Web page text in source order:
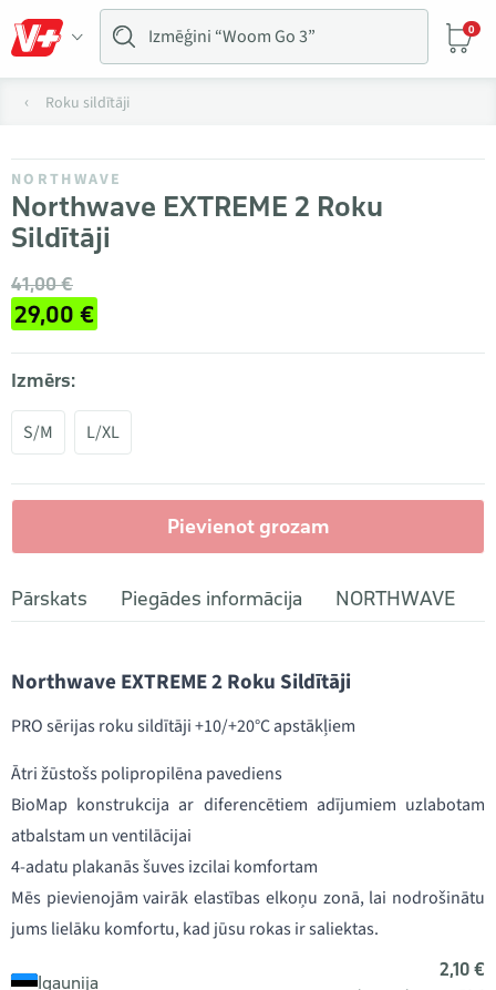
0
Roku sildītāji
NORTHWAVE
Northwave EXTREME 2 Roku
Sildītāji
41,00 €
29,00 €
Izmērs:
S/M L/XL
Pievienot grozam
Pārskats Piegādes informācija NORTHWAVE
Northwave EXTREME 2 Roku Sildītāji
PRO sērijas roku sildītāji +10/+20°C apstākļiem
Ātri žūstošs polipropilēna pavediens
BioMap konstrukcija ar diferencētiem adījumiem uzlabotam
atbalstam un ventilācijai
4-adatu plakanās šuves izcilai komfortam
Mēs pievienojām vairāk elastības elkoņu zonā, lai nodrošinātu
jums lielāku komfortu, kad jūsu rokas ir saliektas.
Igaunija
2,10 €